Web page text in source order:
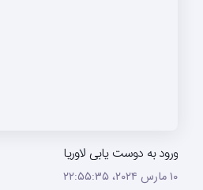
ورود به دوست یابی لاوریا
۱۰ مارس ۲۰۲۴،‏ ۲۲:۵۵:۳۵